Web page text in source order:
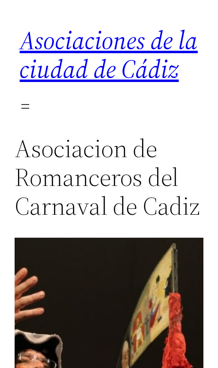
contenido
Asociaciones de la
ciudad de Cádiz
Asociacion de
Romanceros del
Carnaval de Cadiz